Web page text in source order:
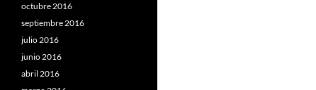
octubre 2016
septiembre 2016
julio 2016
junio 2016
abril 2016